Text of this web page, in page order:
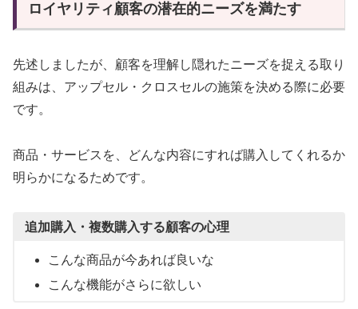
ロイヤリティ顧客の潜在的ニーズを満たす
先述しましたが、顧客を理解し隠れたニーズを捉える取り
組みは、アップセル・クロスセルの施策を決める際に必要
です。
商品・サービスを、どんな内容にすれば購入してくれるか
明らかになるためです。
追加購入・複数購入する顧客の心理
こんな商品が今あれば良いな
こんな機能がさらに欲しい